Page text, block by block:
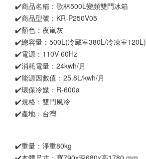
✔️商品名稱：歌林500L變頻雙門冰箱
✔️商品型號：KR-P250V05
✔️顏色：夜嵐灰
✔️總容量：500L(冷藏室380L/冷凍室120L)
✔️電源：110V 60Hz
✔️消耗電量：24kwh/月
✔️能源因數值：25.8L/kwh/月
✔️環保冷媒：R-600a
✔️規格：雙門風冷
✔️產地：台灣
✔️重量：淨重80kg